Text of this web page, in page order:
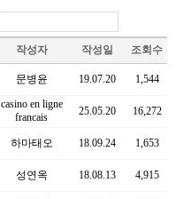
작성자 작성일 조회수
문병윤 19.07.20 1,544
casino en ligne
francais
25.05.20 16,272
하마태오 18.09.24 1,653
성연옥 18.08.13 4,915